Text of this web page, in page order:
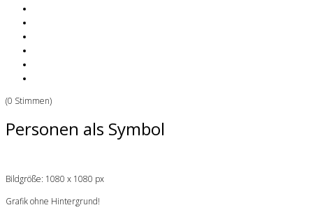
(0 Stimmen)
Personen als Symbol
Bildgröße: 1080 x 1080 px
Grafik ohne Hintergrund!